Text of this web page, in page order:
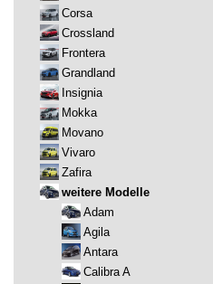
Corsa
Crossland
Frontera
Grandland
Insignia
Mokka
Movano
Vivaro
Zafira
weitere Modelle
Adam
Agila
Antara
Calibra A